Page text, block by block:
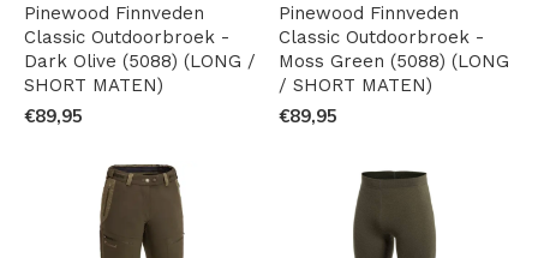
Pinewood Finnveden
Classic Outdoorbroek -
Dark Olive (5088) (LONG /
SHORT MATEN)
€89,95
Pinewood Finnveden
Classic Outdoorbroek -
Moss Green (5088) (LONG
/ SHORT MATEN)
€89,95